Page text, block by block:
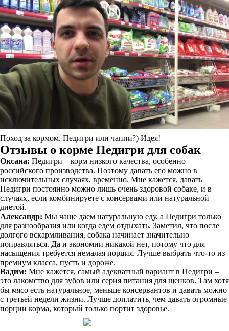
Поход за кормом. Педигри или чаппи?) Идея!
Отзывы о корме Педигри для собак
Оксана: Педигри – корм низкого качества, особенно
российского производства. Поэтому давать его можно в
исключительных случаях, временно. Мне кажется, давать
Педигри постоянно можно лишь очень здоровой собаке, и в
случаях, если комбинируете с консервами или натуральной
диетой.
Александр: Мы чаще даем натуральную еду, а Педигри только
для разнообразия или когда едем отдыхать. Заметил, что после
долгого вскармливания, собака начинает значительно
поправляться. Да и экономии никакой нет, потому что для
насыщения требуется немалая порция. Лучше выбрать что-то из
премиум класса, пусть и дороже.
Вадим: Мне кажется, самый адекватный вариант в Педигри –
это лакомство для зубов или серия питания для щенков. Там хотя
бы мясо есть натуральное, меньше консервантов и давать можно
с третьей недели жизни. Лучше доплатить, чем давать огромные
порции корма, который только портит здоровье.